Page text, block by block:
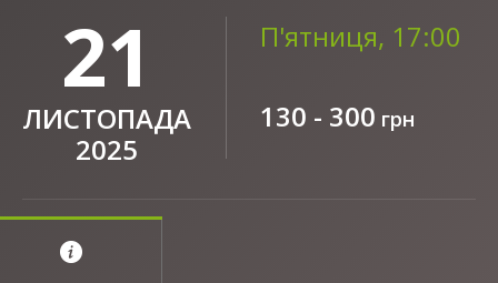
21
ЛИСТОПАДА
2025
П'ятниця, 17:00
130 - 300 грн